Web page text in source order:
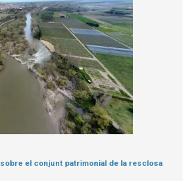
el conjunt patrimonial de la resclosa